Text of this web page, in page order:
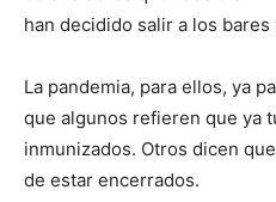
han decidido salir a los
La pandemia, para ellos, ya
que algunos refieren que ya
inmunizados. Otros dicen
de estar encerrados.